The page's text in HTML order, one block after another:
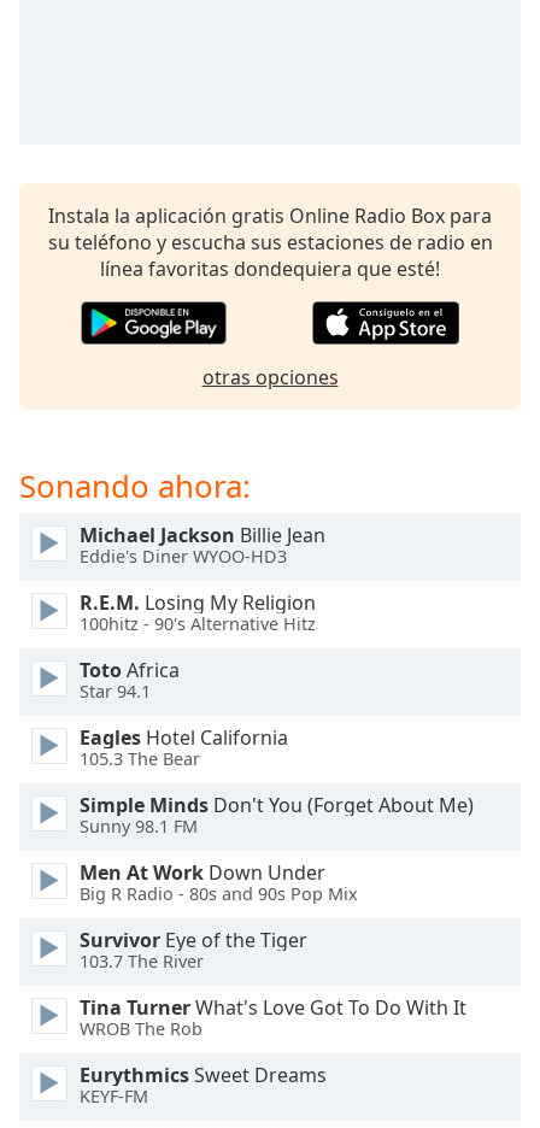
subtitles
settings
opens
subtitles
settings
dialog
subtitles
Picture-
Picture
Fullscreen
This
modal
window.
Beginning
dialog
window.
Escape
and
close
window.
Text
Color
Instala la aplicación gratis Online Radio Box para
su teléfono y escucha sus estaciones de radio en
línea favoritas dondequiera que esté!
otras opciones
Sonando ahora:
Michael Jackson Billie Jean
Eddie's Diner WYOO-HD3
R.E.M. Losing My Religion
100hitz - 90's Alternative Hitz
TotoAfrica
Star 94.1
Eagles Hotel California
105.3 The Bear
Simple Minds Don't You (Forget About Me)
Sunny 98.1 FM
Men At Work Down Under
Big R Radio - 80s and 90s Pop Mix
Survivor Eye of the Tiger
103.7 The River
Tina TurnerWhat's Love Got To Do With It
WROB The Rob
EurythmicsSweet Dreams
KEYF-FM